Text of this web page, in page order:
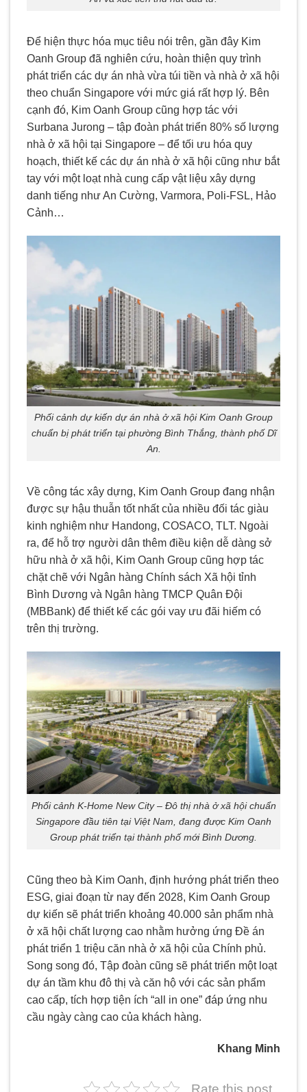
Để hiện thực hóa mục tiêu nói trên, gần đây Kim
Oanh Group đã nghiên cứu, hoàn thiện quy trình
phát triển các dự án nhà vừa túi tiền và nhà ở xã hội
theo chuẩn Singapore với mức giá rất hợp lý. Bên
cạnh đó, Kim Oanh Group cũng hợp tác với
Surbana Jurong – tập đoàn phát triển 80% số lượng
nhà ở xã hội tại Singapore – để tối ưu hóa quy
hoạch, thiết kế các dự án nhà ở xã hội cũng như bắt
tay với một loạt nhà cung cấp vật liệu xây dựng
danh tiếng như An Cường, Varmora, Poli-FSL, Hảo
Cảnh…
Phối cảnh dự kiến dự án nhà ở xã hội Kim Oanh Group
chuẩn bị phát triển tại phường Bình Thắng, thành phố Dĩ
An.
Về công tác xây dựng, Kim Oanh Group đang nhận
được sự hậu thuẫn tốt nhất của nhiều đối tác giàu
kinh nghiệm như Handong, COSACO, TLT. Ngoài
ra, để hỗ trợ người dân thêm điều kiện dễ dàng sở
hữu nhà ở xã hội, Kim Oanh Group cũng hợp tác
chặt chẽ với Ngân hàng Chính sách Xã hội tỉnh
Bình Dương và Ngân hàng TMCP Quân Đội
(MBBank) để thiết kế các gói vay ưu đãi hiếm có
trên thị trường.
Phối cảnh K-Home New City – Đô thị nhà ở xã hội chuẩn
Singapore đầu tiên tại Việt Nam, đang được Kim Oanh
Group phát triển tại thành phố mới Bình Dương.
Cũng theo bà Kim Oanh, định hướng phát triển theo
ESG, giai đoạn từ nay đến 2028, Kim Oanh Group
dự kiến sẽ phát triển khoảng 40.000 sản phẩm nhà
ở xã hội chất lượng cao nhằm hưởng ứng Đề án
phát triển 1 triệu căn nhà ở xã hội của Chính phủ.
Song song đó, Tập đoàn cũng sẽ phát triển một loạt
dự án tầm khu đô thị và căn hộ với các sản phẩm
cao cấp, tích hợp tiện ích “all in one” đáp ứng nhu
cầu ngày càng cao của khách hàng.
Khang Minh
Rate this post